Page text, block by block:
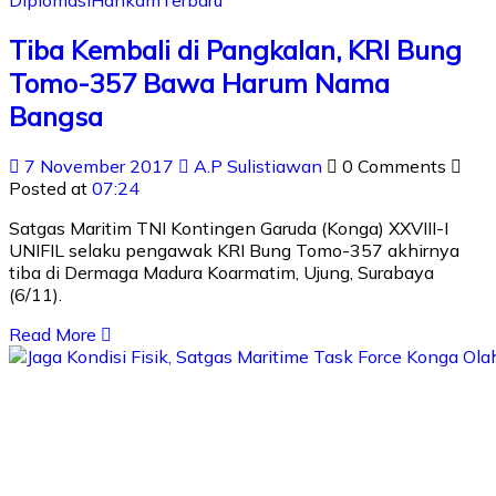
Tiba Kembali di Pangkalan, KRI Bung
Tomo-357 Bawa Harum Nama
Bangsa
7 November 2017 A.P Sulistiawan
0 Comments
Posted at 07:24
Satgas Maritim TNI Kontingen Garuda (Konga) XXVIII-I
UNIFIL selaku pengawak KRI Bung Tomo-357 akhirnya
tiba di Dermaga Madura Koarmatim, Ujung, Surabaya
(6/11).
Read More